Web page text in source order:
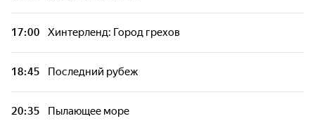
17:00 Хинтерленд: Город грехов
18:45 Последний рубеж
20:35 Пылающее море